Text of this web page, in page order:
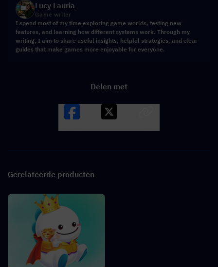
Lucy Lauria
Game writer
I spend most of my time exploring game worlds, testing new
features, and learning how different systems work. Through my
writing, I aim to share useful insights, helpful strategies, and clear
guides that make games more enjoyable for everyone.
Delen met
Gerelateerde producten